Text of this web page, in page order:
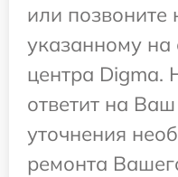
или позвоните
указанному на
центра Digma.
ответит на
уточнения
ремонта